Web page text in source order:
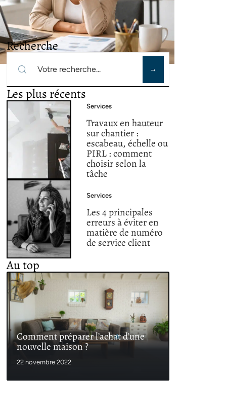
Recherche
Les plus récents
Services
Travaux en hauteur
sur chantier :
escabeau, échelle ou
PIRL : comment
choisir selon la
tâche
Services
Les 4 principales
erreurs à éviter en
matière de numéro
de service client
Au top
Comment préparer l’achat d’une
nouvelle maison ?
22 novembre 2022